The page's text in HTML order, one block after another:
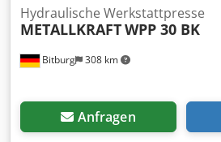
Bitburg 308 km
Hydraulische Werkstattpresse
METALLKRAFTWPP 30 BK
Anfragen